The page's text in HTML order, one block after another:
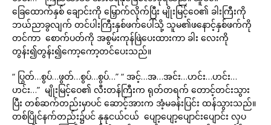
ခြေထောက်နှစ် ချောင်းကို မြှောက်လိုက်ပြီး မျိုးမြင့်ဝေ၏ ခါးကြီးကို
ဘယ်ညာခွလျက် တင်ပါးကြီးနှစ်ဖက်ပေါ်သို့ သူမ၏ဖနောင့်နှစ်ဖက်ကို
တင်ကာ စောက်ပတ်ကို အစွမ်းကုန်ဖြဲပေးထားကာ ခါး လေးကို
တွန်း၍တွန်း၍ကော့ကော့တင်ပေးသည်။
“ ပြွတ်…စွပ်…ဖွတ်…စွပ်…စွပ်…” “ အင့်…အ…အင်း…ဟင်း…ဟင်း…
ဟင်း…” မျိုးမြင့်ဝေ၏ လီးတန်ကြီးက ရုတ်တရက် တောင့်တင်းသွား
ပြီး တစ်ဆက်တည်းမှာပင် ဆောင့်အားက အံ့မခန်းပြင်း ထန်သွားသည်။
တစ်ပြိုင်နက်တည်း၌ပင် နုနုငယ်ငယ် ပျော့ပျော့ပျောင်းပျောင်း လှပ